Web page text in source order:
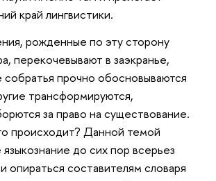
край лингвистики.
рожденные по эту сторону
перекочевывают в заэкранье,
собратья прочно обосновываются
трансформируются,
за право на существование.
происходит? Данной темой
до сих пор всерьез
опираться составителям словаря